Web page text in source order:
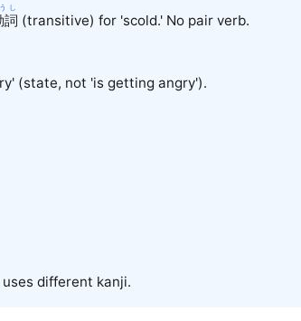
詞
し
(transitive) for 'scold.' No pair verb.
(state, not 'is getting angry').
different kanji.